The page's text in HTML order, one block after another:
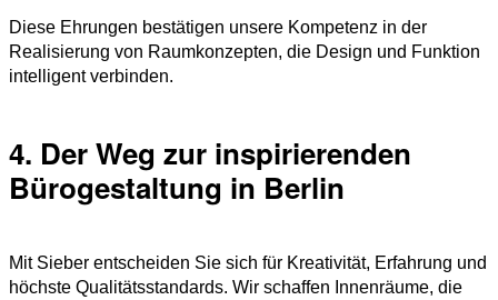
Diese Ehrungen bestätigen unsere Kompetenz in der
Realisierung von Raumkonzepten, die Design und Funktion
intelligent verbinden.
4. Der Weg zur inspirierenden
Bürogestaltung in Berlin
Mit Sieber entscheiden Sie sich für Kreativität, Erfahrung und
höchste Qualitätsstandards. Wir schaffen Innenräume, die